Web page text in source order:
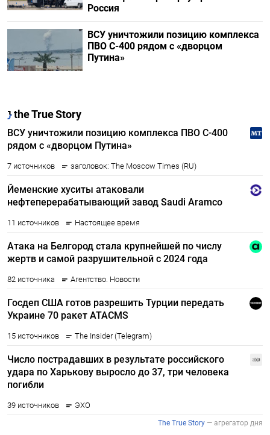
Россия
ВСУ уничтожили позицию комплекса
ПВО С-400 рядом с «дворцом
Путина»